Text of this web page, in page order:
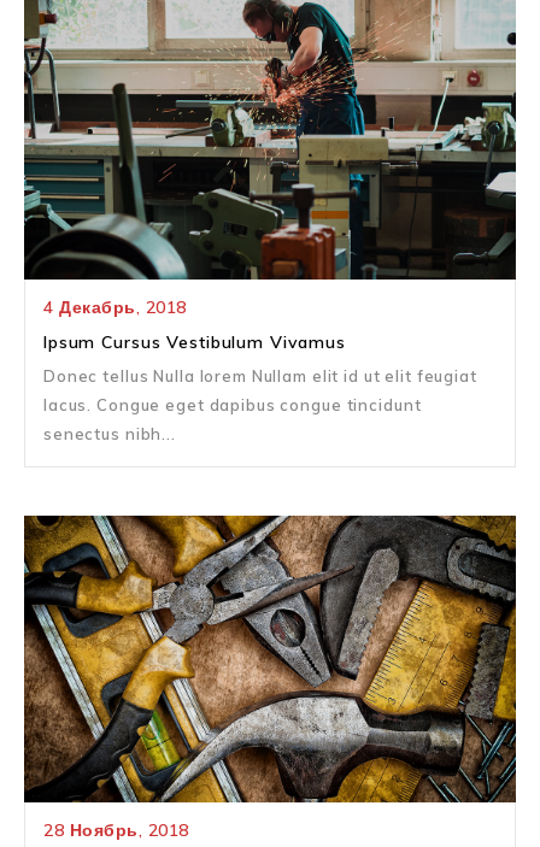
4 Декабрь, 2018
Ipsum Cursus Vestibulum Vivamus
Donec tellus Nulla lorem Nullam elit id ut elit feugiat
lacus. Congue eget dapibus congue tincidunt
senectus nibh...
28 Ноябрь, 2018